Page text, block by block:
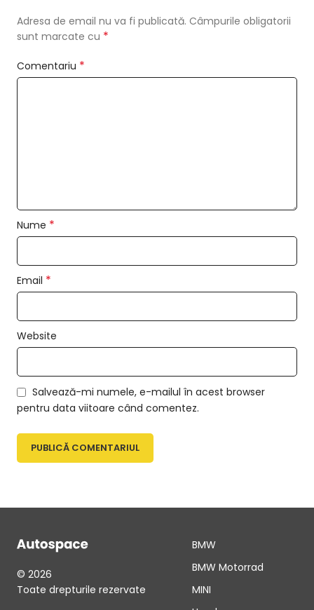
Adresa de email nu va fi publicată. Câmpurile obligatorii
sunt marcate cu *
Comentariu *
Nume *
Email *
Website
Salvează-mi numele, e-mailul în acest browser
pentru data viitoare când comentez.
© 2026
Toate drepturile rezervate
BMW
BMW Motorrad
MINI